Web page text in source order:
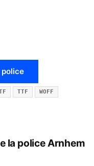
police
TTF WOFF
la police Arnhem